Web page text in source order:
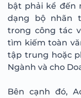
bật phải kể đến
dạng bộ nhãn
trong công tác
tìm kiếm toàn
tập trung hoặc
Ngành và cho
Bên cạnh đó,